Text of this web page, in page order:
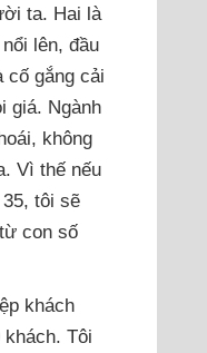
ta. Hai là
lên, đầu
cố gắng cải
giá. Ngành
không
Vì thế nếu
tôi sẽ
con số
khách
khách. Tôi